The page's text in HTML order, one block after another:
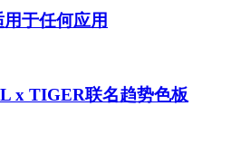
于任何应用
x TIGER联名趋势色板